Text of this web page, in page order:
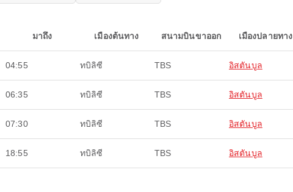
มาถึง เมืองต้นทาง สนามบินขาออก เมืองปลายทาง
04:55 ทบิลิซี TBS อิสตันบูล
06:35 ทบิลิซี TBS อิสตันบูล
07:30 ทบิลิซี TBS อิสตันบูล
18:55 ทบิลิซี TBS อิสตันบูล